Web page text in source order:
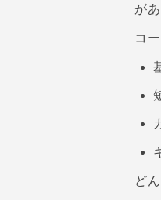
が
コ
ど